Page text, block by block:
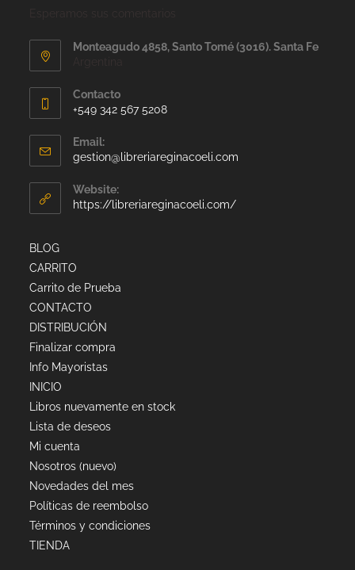
Monteagudo 4858, Santo Tomé (3016). Santa Fe
Contacto
+549 342 567 5208
Email:
gestion@libreriareginacoeli.com
Website:
https://libreriareginacoeli.com/
BLOG
CARRITO
Carrito de Prueba
CONTACTO
DISTRIBUCIÓN
Finalizar compra
Info Mayoristas
INICIO
Libros nuevamente en stock
Lista de deseos
Mi cuenta
Nosotros (nuevo)
Novedades del mes
Políticas de reembolso
Términos y condiciones
TIENDA